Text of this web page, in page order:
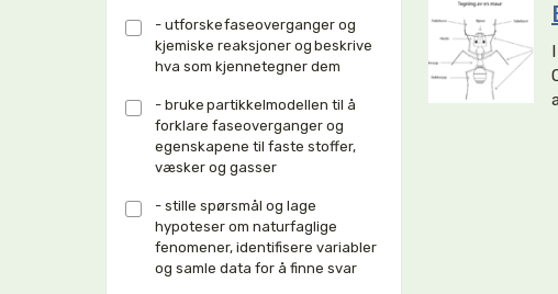
- utforske faseoverganger og
kjemiske reaksjoner og beskrive
hva som kjennetegner dem
- bruke partikkelmodellen til å
forklare faseoverganger og
egenskapene til faste stoffer,
væsker og gasser
- stille spørsmål og lage
hypoteser om naturfaglige
fenomener, identifisere variabler
og samle data for å finne svar